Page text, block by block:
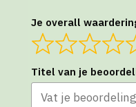
Je overall
Titel van je